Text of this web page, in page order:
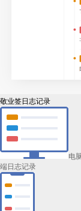
敬业签日志记录
电
端日志记录